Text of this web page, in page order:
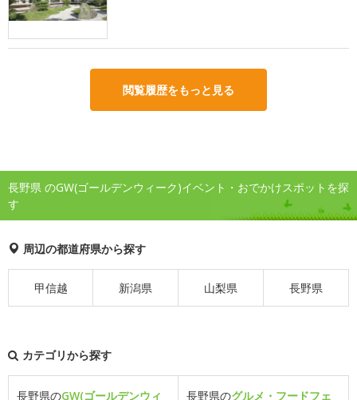
閲覧履歴をもっと見る
長野県 のGW(ゴールデンウィーク)イベント・おでかけスポットを探
す
周辺の都道府県から探す
甲信越 新潟県 山梨県 長野県
カテゴリから探す
長野県のGW(ゴールデンウィ
長野県のグルメ・フードフェ